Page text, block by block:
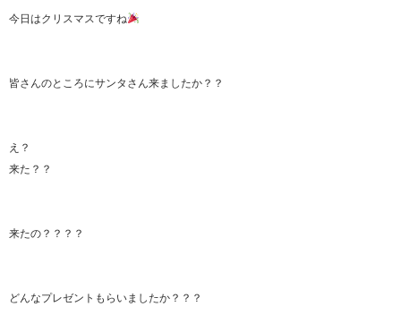
今日はクリスマスですね
皆さんのところにサンタさん来ましたか？？
え？
来た？？
来たの？？？？
どんなプレゼントもらいましたか？？？